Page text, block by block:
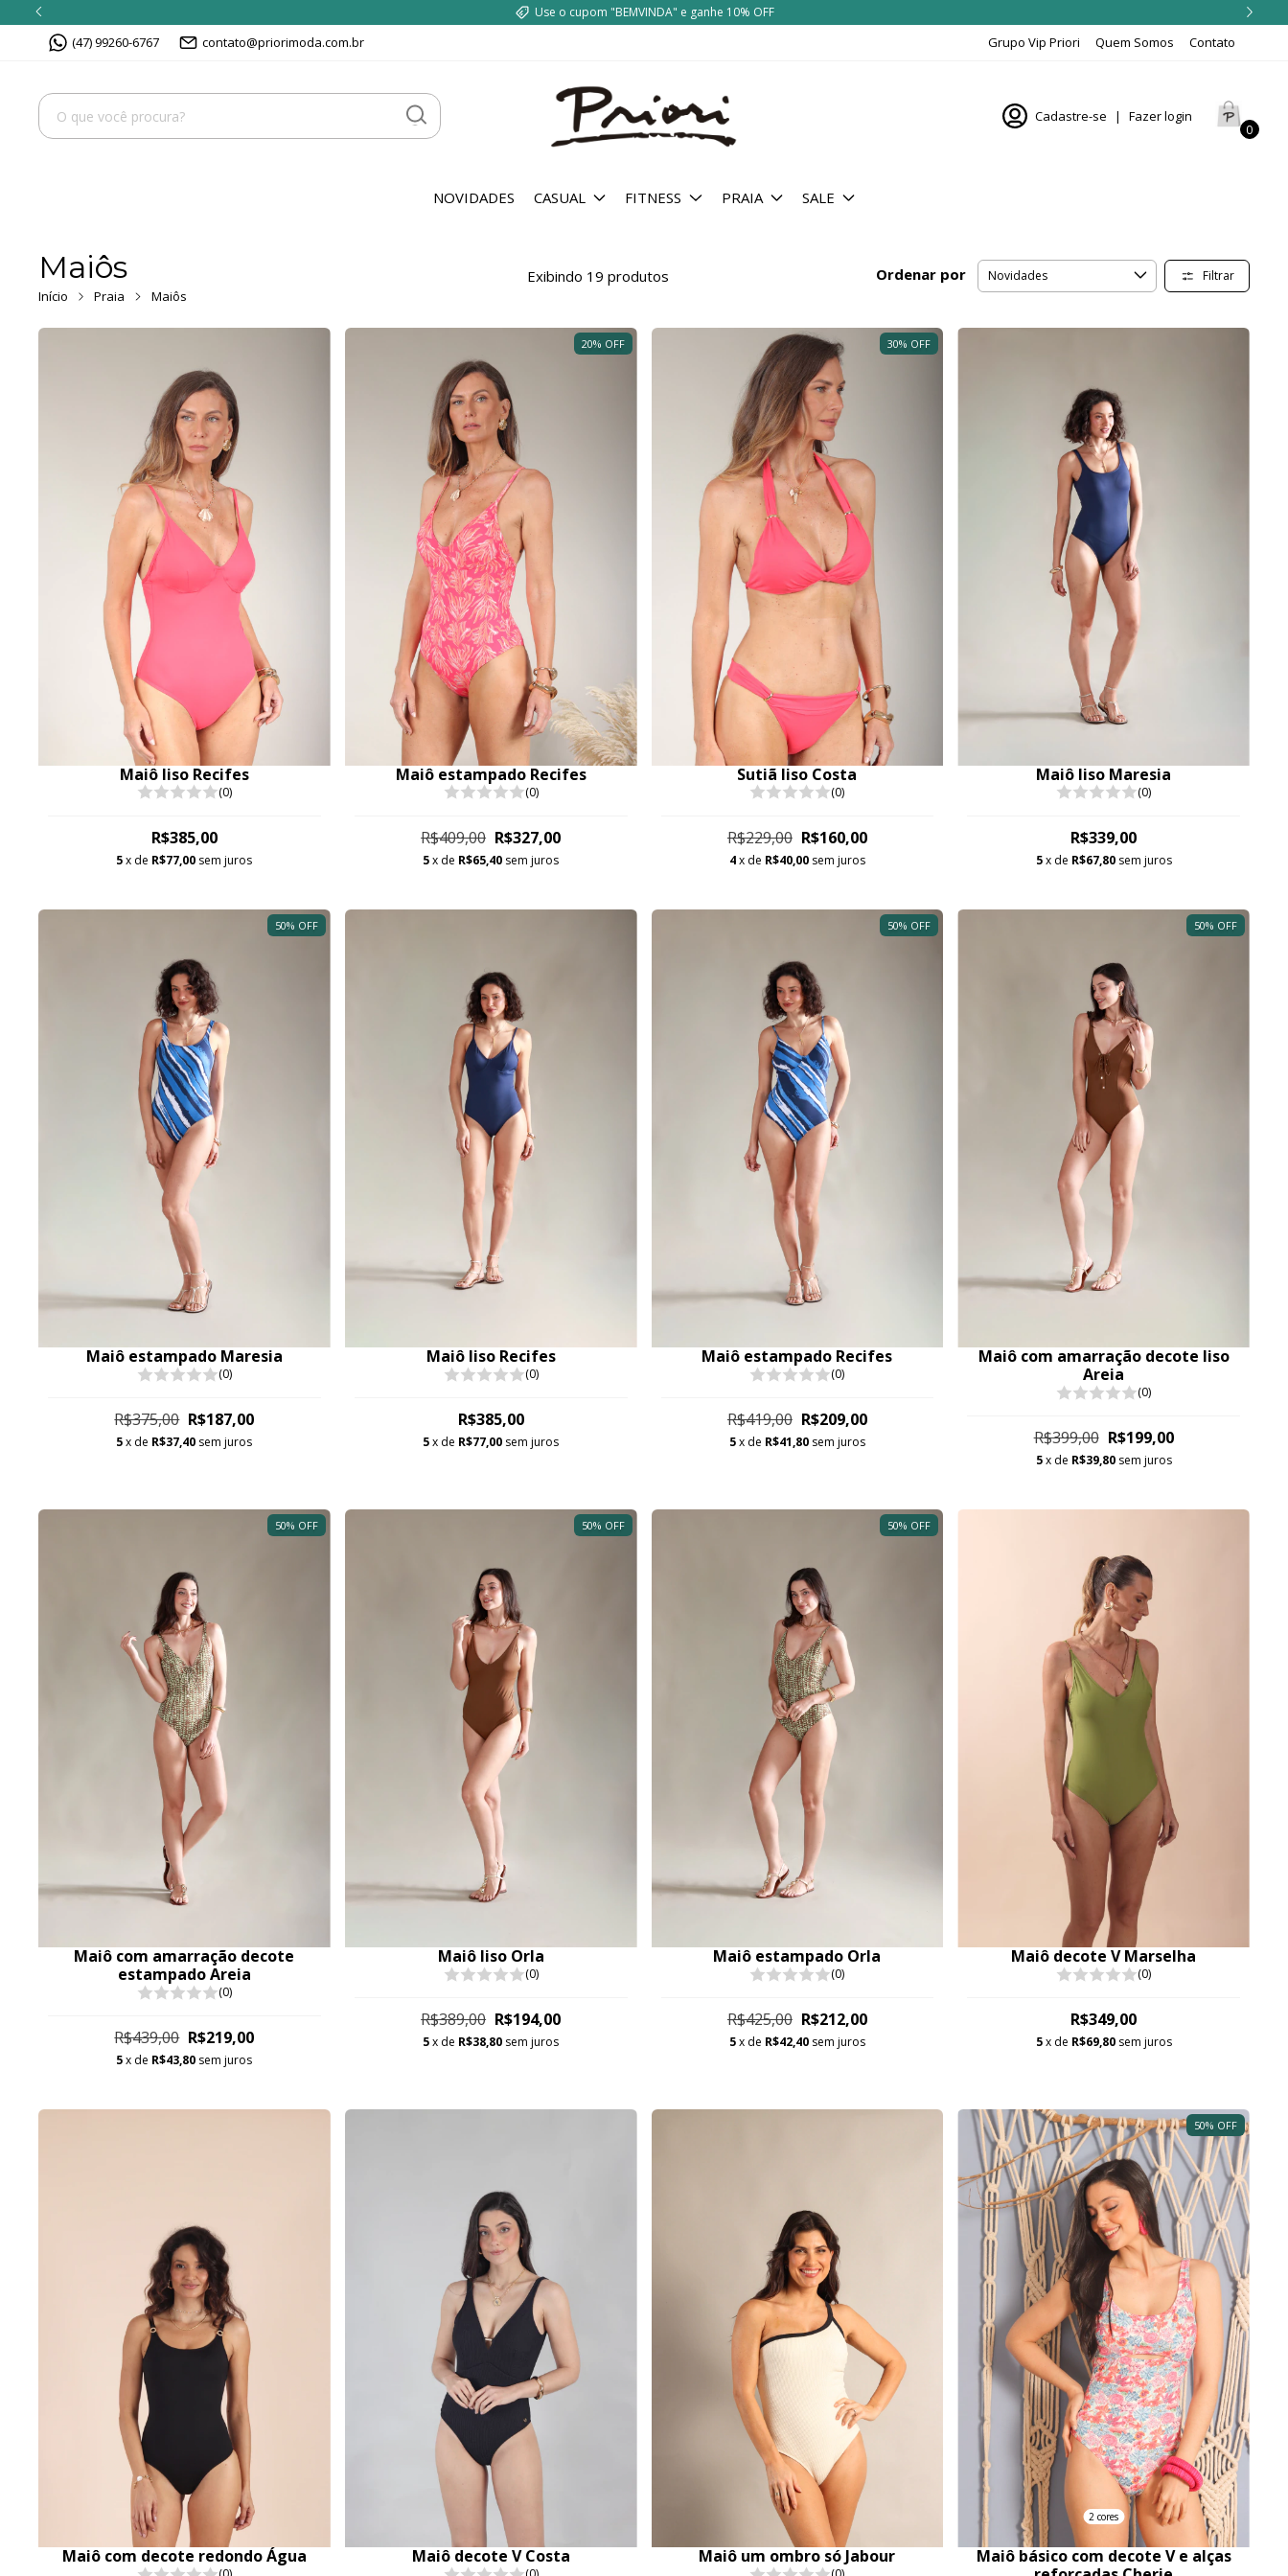
Use o cupom "BEMVINDA" e ganhe 10% OFF
(47) 99260-6767 contato@priorimoda.com.br Grupo Vip Priori Quem Somos Contato
Cadastre-se | Fazer login
0
NOVIDADES CASUAL FITNESS PRAIA SALE
Maiôs
Início Praia Maiôs
Exibindo 19 produtos Ordenar por Filtrar
Maiô liso Recifes
(0)
R$385,00
5x de R$77,00 sem juros
20% OFF
Maiô estampado Recifes
(0)
R$409,00 R$327,00
5x de R$65,40 sem juros
30% OFF
Sutiã liso Costa
(0)
R$229,00 R$160,00
4x de R$40,00 sem juros
Maiô liso Maresia
(0)
R$339,00
5x de R$67,80 sem juros
50% OFF
Maiô estampado Maresia
(0)
R$375,00 R$187,00
5x de R$37,40 sem juros
Maiô liso Recifes
(0)
R$385,00
5x de R$77,00 sem juros
50% OFF
Maiô estampado Recifes
(0)
R$419,00 R$209,00
5x de R$41,80 sem juros
50% OFF
Maiô com amarração decote liso
Areia
(0)
R$399,00 R$199,00
5x de R$39,80 sem juros
50% OFF
Maiô com amarração decote
estampado Areia
(0)
R$439,00 R$219,00
5x de R$43,80 sem juros
50% OFF
Maiô liso Orla
(0)
R$389,00 R$194,00
5x de R$38,80 sem juros
50% OFF
Maiô estampado Orla
(0)
R$425,00 R$212,00
5x de R$42,40 sem juros
Maiô decote V Marselha
(0)
R$349,00
5x de R$69,80 sem juros
Maiô com decote redondo Água Maiô decote V Costa Maiô um ombro só Jabour
50% OFF
2 cores
Maiô básico com decote V e alças